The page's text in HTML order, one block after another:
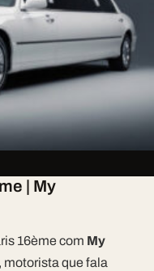
| My
16ème com My
motorista que fala